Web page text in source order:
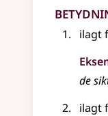
ilagt
de
ilagt